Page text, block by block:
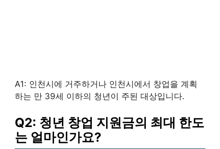
A1: 인천시에 거주하거나 인천시에서 창업을 계획
하는 만 39세 이하의 청년이 주된 대상입니다.
Q2: 청년 창업 지원금의 최대 한도
는 얼마인가요?